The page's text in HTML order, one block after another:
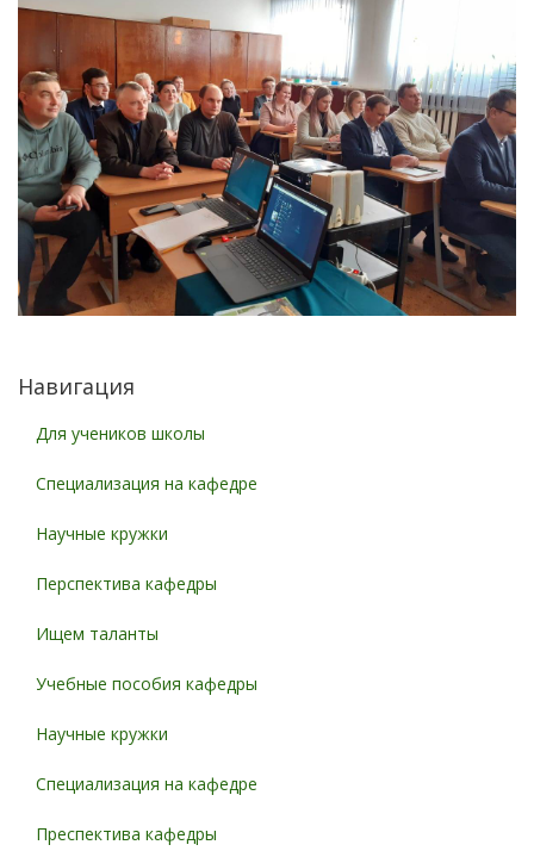
Навигация
Для учеников школы
Специализация на кафедре
Научные кружки
Перспектива кафедры
Ищем таланты
Учебные пособия кафедры
Научные кружки
Специализация на кафедре
Преспектива кафедры